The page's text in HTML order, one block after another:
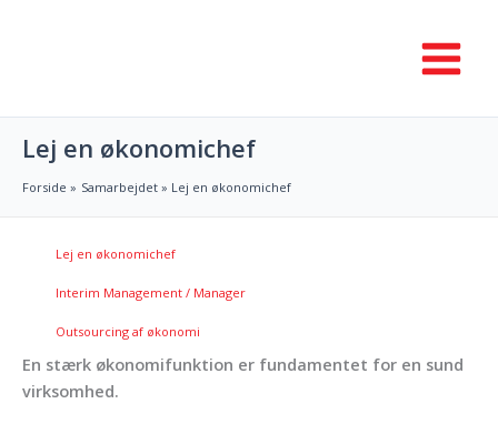
Lej en økonomichef
Forside Samarbejdet Lej en økonomichef
Lej en økonomichef
Interim Management / Manager
Outsourcing af økonomi
En stærk økonomifunktion er fundamentet for en sund
virksomhed.